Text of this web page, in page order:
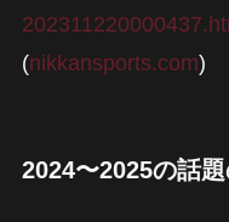
(nikkansports.com)
2024〜2025の話